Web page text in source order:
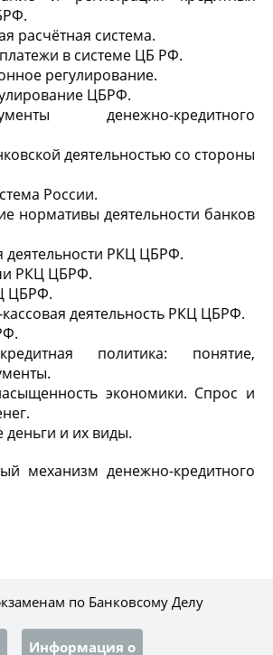
расчётная система.
в системе ЦБ РФ.
регулирование.
ЦБРФ.
денежно-кредитного
деятельностью со стороны
России.
нормативы деятельности банков
деятельности РКЦ ЦБРФ.
РКЦ ЦБРФ.
ЦБРФ.
деятельность РКЦ ЦБРФ.
политика: понятие,
экономики. Спрос и
деньги и их виды.
механизм денежно-кредитного
по Банковсому Делу
Информация о